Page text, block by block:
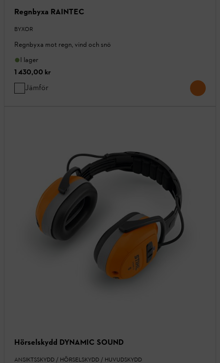
Regnbyxa RAINTEC
BYXOR
Regnbyxa mot regn, vind och snö
I lager
1 430,00 kr
Jämför
Hörselskydd DYNAMIC SOUND
ANSIKTSSKYDD / HÖRSELSKYDD / HUVUDSKYDD